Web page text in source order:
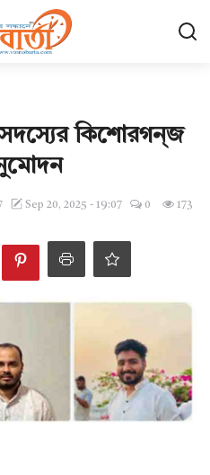
কিশোরগন্জ
Sep 20, 2025 - 19:07 0 173